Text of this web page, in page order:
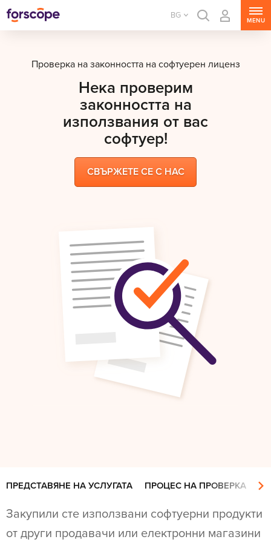
BG
MENU
Проверка на законността на софтуерен лиценз
Нека проверим
законността на
използвания от вас
софтуер!
СВЪРЖЕТЕ СЕ С НАС
ПРЕДСТАВЯНЕ НА УСЛУГАТА ПРОЦЕС НА ПРОВЕРКА
Закупили сте използвани софтуерни продукти
от други продавачи или електронни магазини